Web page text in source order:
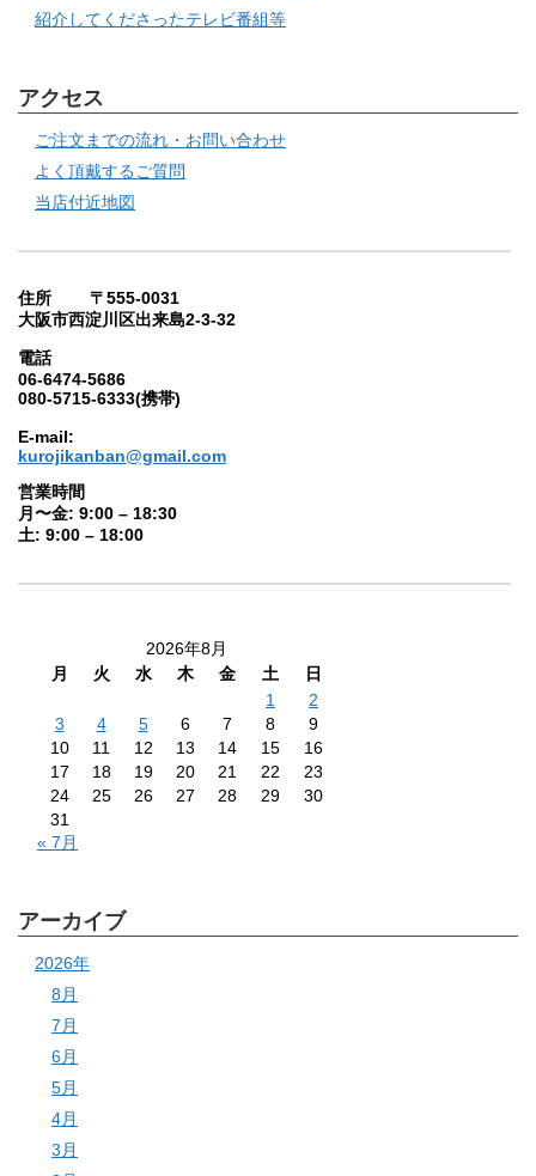
紹介してくださったテレビ番組等
アクセス
ご注文までの流れ・お問い合わせ
よく頂戴するご質問
当店付近地図
住所 〒555-0031
大阪市西淀川区出来島2-3-32
電話
06-6474-5686
080-5715-6333(携帯)
E-mail:
kurojikanban@gmail.com
営業時間
月〜金: 9:00 – 18:30
土: 9:00 – 18:00
2026年8月
月
火 水 木 金 土
日
1
2
3
4 5 6 7 8
9
10
11 12 13 14 15
16
17
18 19 20 21 22
23
24
25 26 27 28 29
30
31
« 7月
アーカイブ
2026年
8月
7月
6月
5月
4月
3月